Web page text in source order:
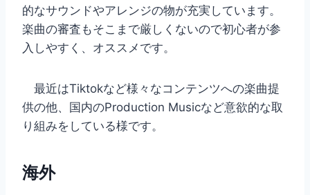
的なサウンドやアレンジの物が充実しています。
楽曲の審査もそこまで厳しくないので初心者が参
入しやすく、オススメです。
最近はTiktokなど様々なコンテンツへの楽曲提
供の他、国内のProduction Musicなど意欲的な取
り組みをしている様です。
海外